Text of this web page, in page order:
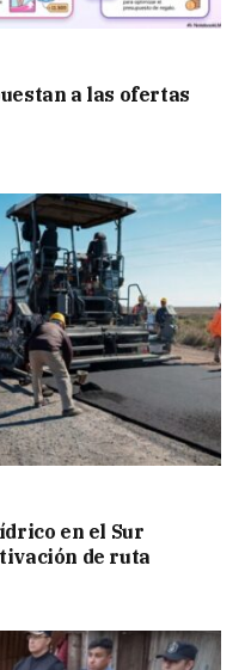
a las ofertas
en el Sur
de ruta